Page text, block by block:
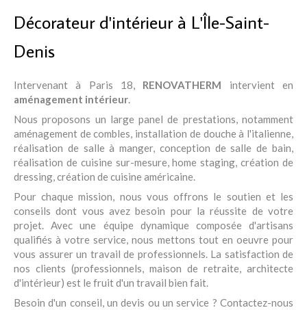
Décorateur d'intérieur à L'Île-Saint-
Denis
Intervenant à Paris 18, RENOVATHERM intervient en
aménagement intérieur.
Nous proposons un large panel de prestations, notamment
aménagement de combles, installation de douche à l'italienne,
réalisation de salle à manger, conception de salle de bain,
réalisation de cuisine sur-mesure, home staging, création de
dressing, création de cuisine américaine.
Pour chaque mission, nous vous offrons le soutien et les
conseils dont vous avez besoin pour la réussite de votre
projet. Avec une équipe dynamique composée d'artisans
qualifiés à votre service, nous mettons tout en oeuvre pour
vous assurer un travail de professionnels. La satisfaction de
nos clients (professionnels, maison de retraite, architecte
d'intérieur) est le fruit d'un travail bien fait.
Besoin d'un conseil, un devis ou un service ? Contactez-nous